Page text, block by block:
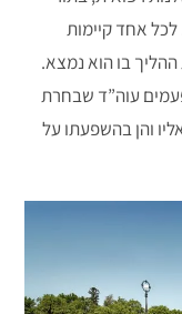
לכל אחד קיימות
בו הוא נמצא.
עוה”ד שבחרת
והן בהשפעתו על